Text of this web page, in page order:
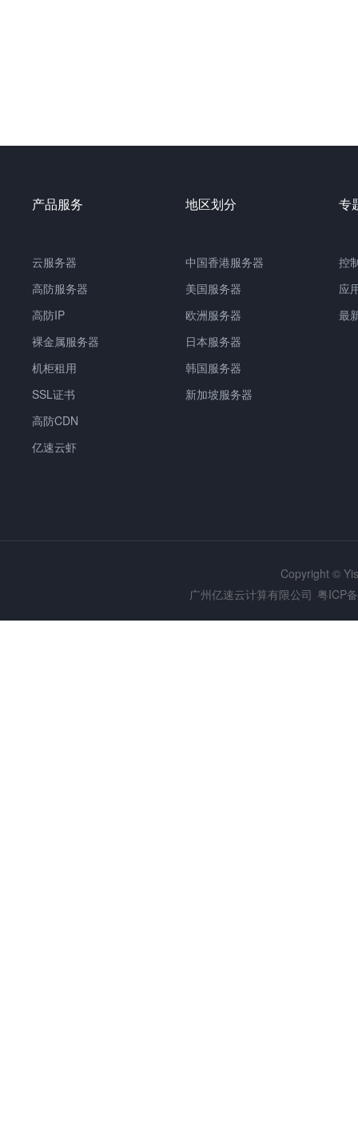
产品服务
云服务器
高防服务器
高防IP
裸金属服务器
机柜租用
SSL证书
高防CDN
亿速云虾
地区划分
中国香港服务器
美国服务器
欧洲服务器
日本服务器
韩国服务器
新加坡服务器
专
控
应
最
Copyright ©
广州亿速云计算有限公司 粤ICP